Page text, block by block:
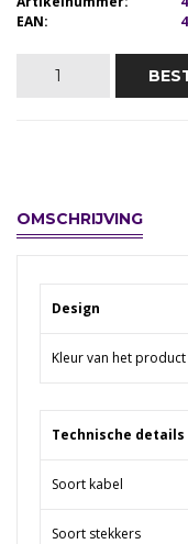
EAN:
OMSCHRIJVING
Design
Kleur van het product
Technische details
Soort kabel
Soort stekkers